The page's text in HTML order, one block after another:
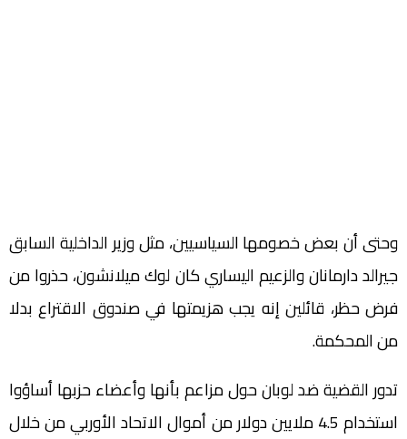
وحتى أن بعض خصومها السياسيين، مثل وزير الداخلية السابق
جيرالد دارمانان والزعيم اليساري كان لوك ميلانشون، حذروا من
فرض حظر، قائلين إنه يجب هزيمتها في صندوق الاقتراع بدلا
من المحكمة.
تدور القضية ضد لوبان حول مزاعم بأنها وأعضاء حزبها أساؤوا
استخدام 4.5 ملايين دولار من أموال الاتحاد الأوربي من خلال